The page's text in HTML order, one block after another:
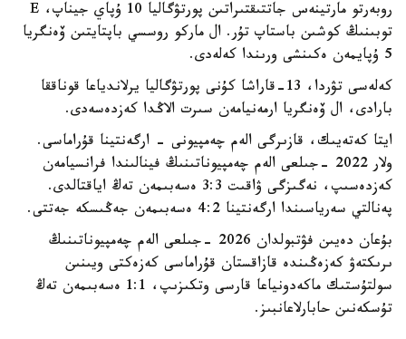
روبەرتو مارتينەس جاتتىقتىراتىن پورتۋگاليا 10 ۇپاي جيناپ، E
توبىنىڭ كوشىن باستاپ تۇر. ال ماركو روسسي باپتايتىن ۆەنگريا
5 ۇپايمەن ەكىنشى ورىندا كەلەدى.
كەلەسى تۋردا، 13-قاراشا كۇنى پورتۋگاليا يرلاندياعا قوناققا
بارادى، ال ۆەنگريا ارمەنيامەن سىرت الاڭدا كەزدەسەدى.
ايتا كەتەيىك، قازىرگى الەم چەمپيونى - ارگەنتينا قۇراماسى.
ولار 2022 -جىلعى الەم چەمپيوناتىنىڭ فينالىندا فرانسيامەن
كەزدەسىپ، نەگىزگى ۋاقىت 3:3 ەسەبىمەن تەڭ اياقتالدى.
پەنالتي سەرياسىندا ارگەنتينا 4:2 ەسەبىمەن جەڭىسكە جەتتى.
بۇعان دەيىن فۋتبولدان 2026 -جىلعى الەم چەمپيوناتىنىڭ
ىرىكتەۋ كەزەڭىندە قازاقستان قۇراماسى كەزەكتى ويىنىن
سولتۇستىك ماكەدونياعا قارسى وتكىزىپ، 1:1 ەسەبىمەن تەڭ
تۇسكەنىن حابارلاعانبىز.